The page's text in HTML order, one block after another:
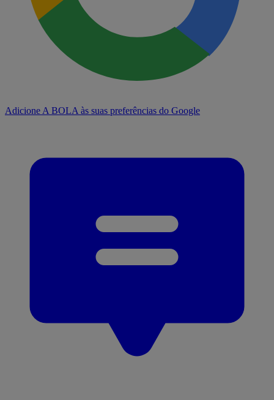
Adicione A BOLA às suas preferências do Google